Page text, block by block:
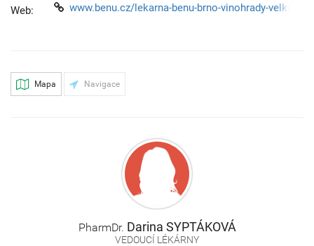
Web: www.benu.cz/lekarna-benu-brno-vinohrady-
Mapa Navigace
PharmDr. Darina SYPTÁKOVÁ
VEDOUCÍ LÉKÁRNY